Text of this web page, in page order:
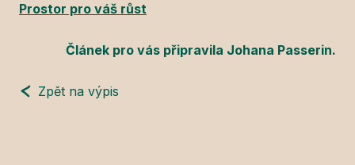
Prostor pro váš růst
Článek pro vás připravila Johana Passerin.
Zpět na výpis